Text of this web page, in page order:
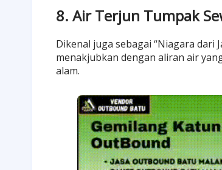
8. Air Terjun Tumpak
Dikenal juga sebagai “Niagara dari
menakjubkan dengan aliran air
alam.